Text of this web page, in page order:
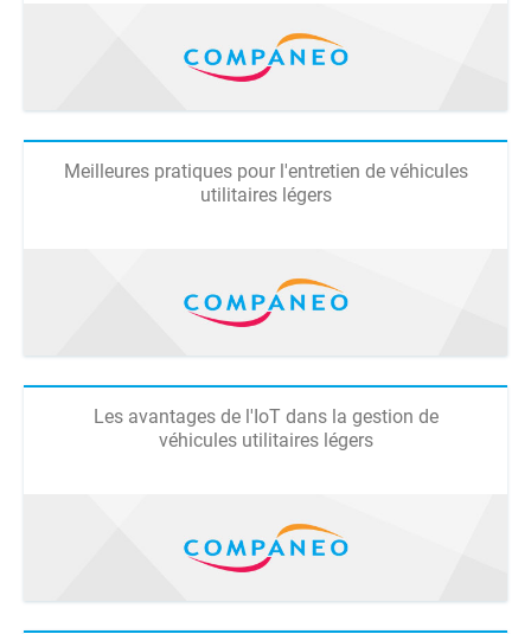
Meilleures pratiques pour l'entretien de véhicules
utilitaires légers
Les avantages de l'IoT dans la gestion de
véhicules utilitaires légers